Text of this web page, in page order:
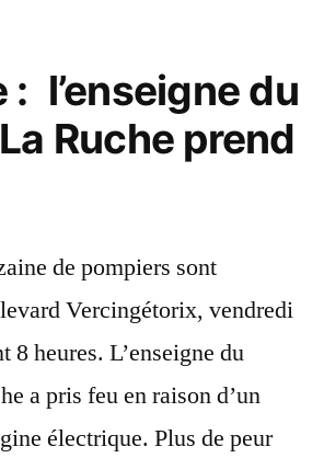
: l’enseigne du
Ruche prend
de pompiers sont
Vercingétorix, vendredi
8 heures. L’enseigne du
a pris feu en raison d’un
électrique. Plus de peur